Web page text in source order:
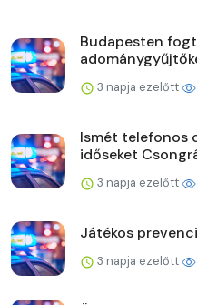
Budapesten
3 napja ezelőtt
Ismét telefonos
időseket
3 napja ezelőtt
Játékos
3 napja ezelőtt